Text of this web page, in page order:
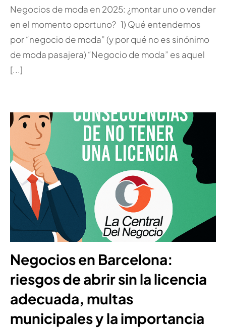
Negocios de moda en 2025: ¿montar uno o vender
en el momento oportuno? 1) Qué entendemos
por “negocio de moda” (y por qué no es sinónimo
de moda pasajera) “Negocio de moda” es aquel
[...]
Negocios en Barcelona:
riesgos de abrir sin la licencia
adecuada, multas
municipales y la importancia